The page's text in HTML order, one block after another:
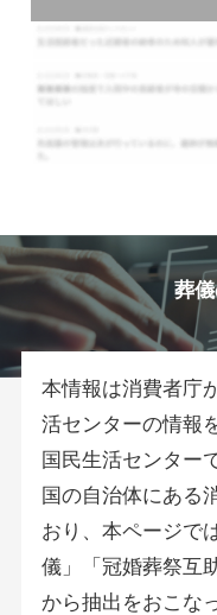
葬
本情報は消費者庁
活センターの情報
国民生活センター
国の自治体にある
おり、本ページで
儀」「冠婚葬祭互
から抽出をおこな